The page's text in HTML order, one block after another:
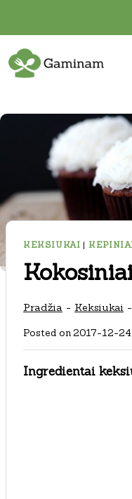
content
KEKSIUKAI |
Pradžia - Keksiukai -
Posted on2017-12-24
Ingredientai